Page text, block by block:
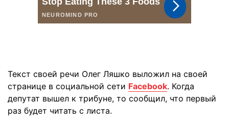
Текст своей речи Олег Ляшко выложил на своей
странице в социальной сети Facebook. Когда
депутат вышел к трибуне, то сообщил, что первый
раз будет читать с листа.